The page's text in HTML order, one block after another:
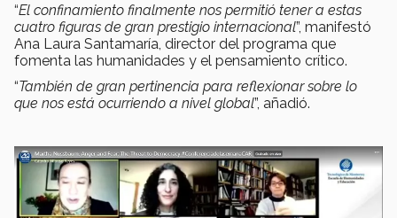
“El confinamiento finalmente nos permitió tener a estas
cuatro figuras de gran prestigio internacional”, manifestó
Ana Laura Santamaría, director del programa que
fomenta las humanidades y el pensamiento crítico.
“También de gran pertinencia para reflexionar sobre lo
que nos está ocurriendo a nivel global”, añadió.